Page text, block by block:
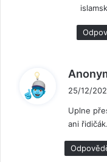
25/12/
Uplne
ani